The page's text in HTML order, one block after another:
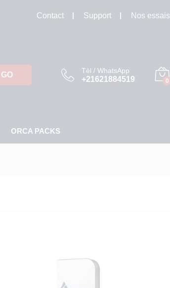
Contact Support Nos essais
GO
Tèl / WhatsApp
+21621884519 0
ORCA PACKS